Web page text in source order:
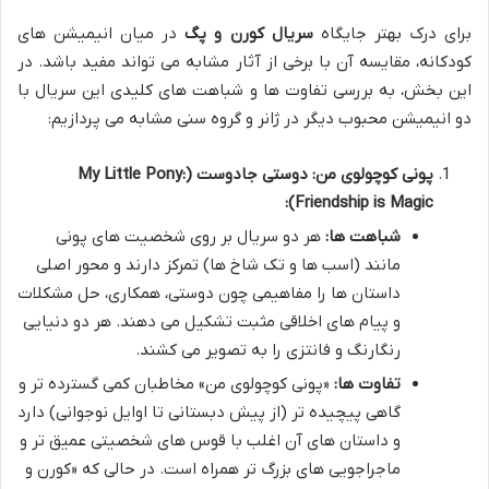
برای درک بهتر جایگاهسریال کورن و پگدر میان انیمیشن های
کودکانه، مقایسه آن با برخی از آثار مشابه می تواند مفید باشد. در
این بخش، به بررسی تفاوت ها و شباهت های کلیدی این سریال با
دو انیمیشن محبوب دیگر در ژانر و گروه سنی مشابه می پردازیم:
پونی کوچولوی من: دوستی جادوست (My Little Pony:
Friendship is Magic):
شباهت ها: هر دو سریال بر روی شخصیت های پونی
مانند (اسب ها و تک شاخ ها) تمرکز دارند و محور اصلی
داستان ها را مفاهیمی چون دوستی، همکاری، حل مشکلات
و پیام های اخلاقی مثبت تشکیل می دهند. هر دو دنیایی
رنگارنگ و فانتزی را به تصویر می کشند.
تفاوت ها: «پونی کوچولوی من» مخاطبان کمی گسترده تر و
گاهی پیچیده تر (از پیش دبستانی تا اوایل نوجوانی) دارد
و داستان های آن اغلب با قوس های شخصیتی عمیق تر و
ماجراجویی های بزرگ تر همراه است. در حالی که «کورن و